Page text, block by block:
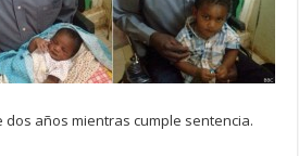
años mientras cumple sentencia.